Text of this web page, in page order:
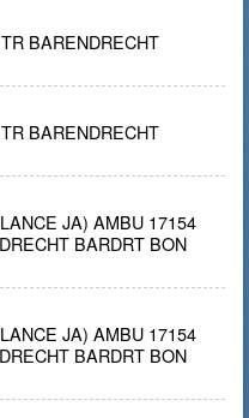
BARENDRECHT
BARENDRECHT
JA) AMBU 17154
BARDRT BON
JA) AMBU 17154
BARDRT BON